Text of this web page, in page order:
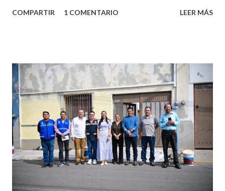
partes de ti que jamás hubieras imaginado. El problema es
conoces ni la mitad de lo que deberías saber. Pero incluso
quienes ya han tenido relaciones sexuales no son expertos
o expertas en el tema. Siempre hay algo nuevo que
aprender y nuevas experiencias que conocer. Si eres una
chica y aún no has tenido relaciones sexuales, tal vez
pienses que el sexo será increíble y no puedas esperar para
experimentarlo, pero como cualquier persona con
experiencia te dirá, siempre es mejor cuando ambas partes
son suficientemen...
COMPARTIR 1 COMENTARIO LEER MÁS